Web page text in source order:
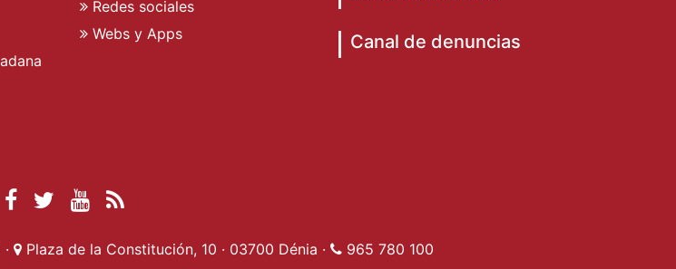
Redes sociales
Webs y Apps
Canal de denuncias
Facebook Ayuntamiento de Dénia
Twitter Ayuntamiento de Dénia
YouTube Ayuntamiento de Dénia
Plaza de la Constitución, 10 · 03700 Dénia · 965 780 100